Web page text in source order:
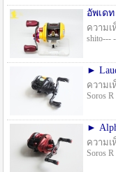
อัพเดท
ความเ
shito--- -
►
ความเ
Soros R
►
ความเ
Soros R